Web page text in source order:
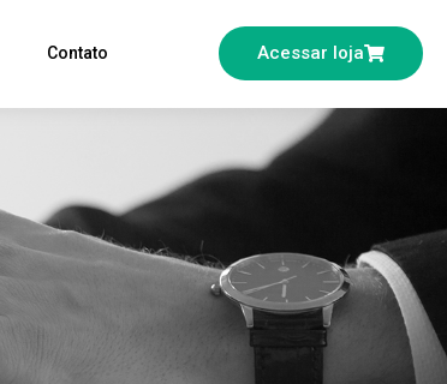
Contato Acessar loja